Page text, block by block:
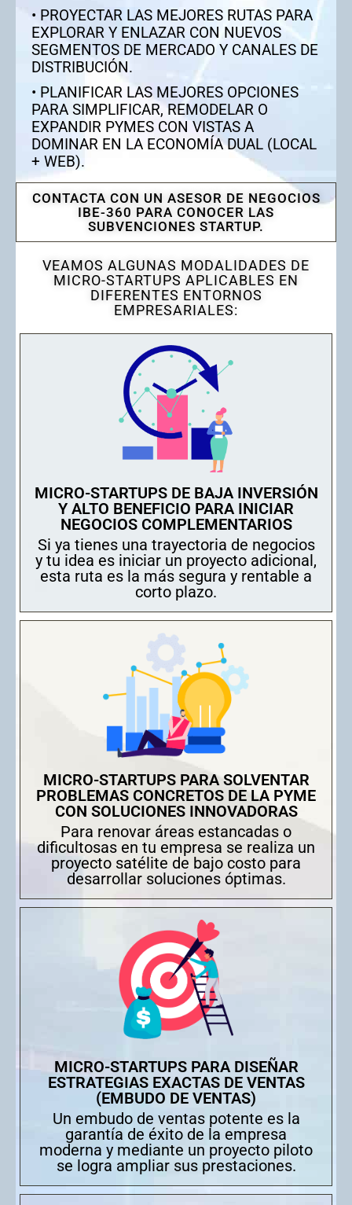
• PROYECTAR LAS MEJORES RUTAS PARA
EXPLORAR Y ENLAZAR CON NUEVOS
SEGMENTOS DE MERCADO Y CANALES DE
DISTRIBUCIÓN.
• PLANIFICAR LAS MEJORES OPCIONES
PARA SIMPLIFICAR, REMODELAR O
EXPANDIR PYMES CON VISTAS A
DOMINAR EN LA ECONOMÍA DUAL (LOCAL
+ WEB).
CONTACTA CON UN ASESOR DE NEGOCIOS
IBE-360 PARA CONOCER LAS
SUBVENCIONES STARTUP.
VEAMOS ALGUNAS MODALIDADES DE
MICRO-STARTUPS APLICABLES EN
DIFERENTES ENTORNOS
EMPRESARIALES:
MICRO-STARTUPS DE BAJA INVERSIÓN
Y ALTO BENEFICIO PARA INICIAR
NEGOCIOS COMPLEMENTARIOS
Si ya tienes una trayectoria de negocios
y tu idea es iniciar un proyecto adicional,
esta ruta es la más segura y rentable a
corto plazo.
MICRO-STARTUPS PARA SOLVENTAR
PROBLEMAS CONCRETOS DE LA PYME
CON SOLUCIONES INNOVADORAS
Para renovar áreas estancadas o
dificultosas en tu empresa se realiza un
proyecto satélite de bajo costo para
desarrollar soluciones óptimas.
MICRO-STARTUPS PARA DISEÑAR
ESTRATEGIAS EXACTAS DE VENTAS
(EMBUDO DE VENTAS)
Un embudo de ventas potente es la
garantía de éxito de la empresa
moderna y mediante un proyecto piloto
se logra ampliar sus prestaciones.